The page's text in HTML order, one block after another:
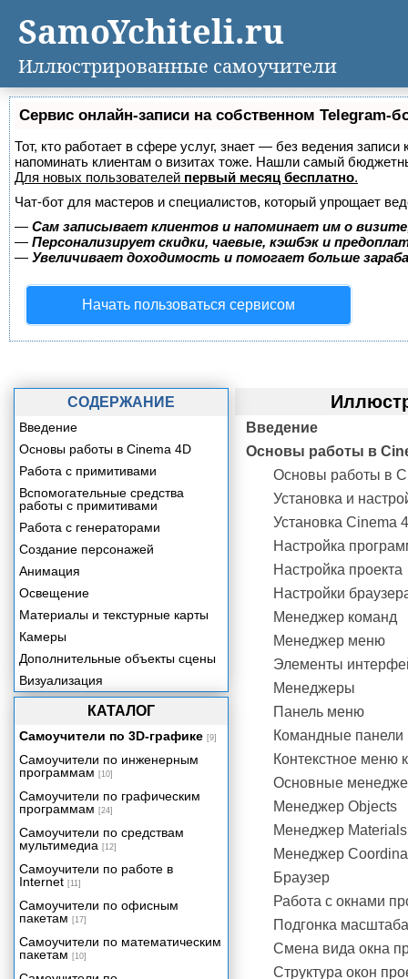
Сервис онлайн-записи на собственном Telegram-
Тот, кто работает в сфере услуг, знает — без ведения
напоминать клиентам о визитах тоже. Нашли самый
Для новых пользователей первый месяц бесплатно.
Чат-бот для мастеров и специалистов, который упрощает
— Сам записывает клиентов и напоминает им о
— Персонализирует скидки, чаевые, кэшбэк и
— Увеличивает доходимость и помогает больше
Начать пользоваться сервисом
Введение
Основы работы в
Основы работы в
Установка и
Установка Cinema
Настройка
Настройка проекта
Настройки
Менеджер команд
Менеджер меню
Элементы
Менеджеры
Панель меню
Командные панели
Контекстное меню
Основные
Менеджер Objects
Менеджер Materials
Менеджер
Браузер
Работа с окнами
Подгонка
Смена вида окна
Структура окон
СОДЕРЖАНИЕ
Введение
Основы работы в Cinema 4D
Работа с примитивами
Вспомогательные средства
работы с примитивами
Работа с генераторами
Создание персонажей
Анимация
Освещение
Материалы и текстурные карты
Камеры
Дополнительные объекты сцены
Визуализация
КАТАЛОГ
Самоучители по 3D-графике [9]
Самоучители по инженерным
программам [10]
Самоучители по графическим
программам [24]
Самоучители по средствам
мультимедиа [12]
Самоучители по работе в
Internet [11]
Самоучители по офисным
пакетам [17]
Самоучители по математическим
пакетам [10]
SamoYchiteli.ru
Иллюстрированные самоучители